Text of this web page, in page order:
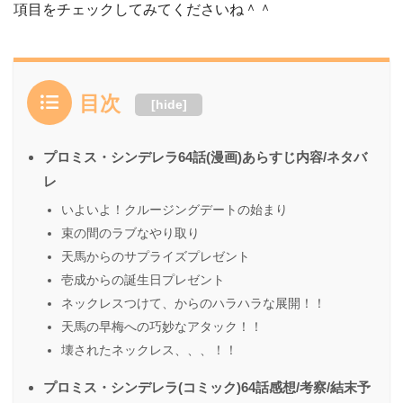
項目をチェックしてみてくださいね＾＾
目次 [hide]
プロミス・シンデレラ64話(漫画)あらすじ内容/ネタバ
レ
いよいよ！クルージングデートの始まり
束の間のラブなやり取り
天馬からのサプライズプレゼント
壱成からの誕生日プレゼント
ネックレスつけて、からのハラハラな展開！！
天馬の早梅への巧妙なアタック！！
壊されたネックレス、、、！！
プロミス・シンデレラ(コミック)64話感想/考察/結末予